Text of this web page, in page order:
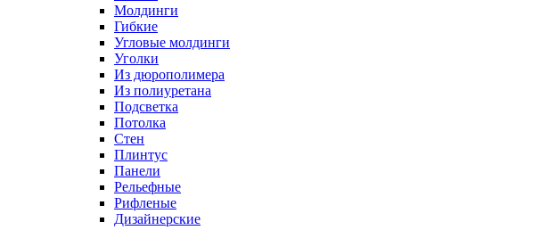
Молдинги
Гибкие
Угловые молдинги
Уголки
Из дюрополимера
Из полиуретана
Подсветка
Потолка
Стен
Плинтус
Панели
Рельефные
Рифленые
Дизайнерские